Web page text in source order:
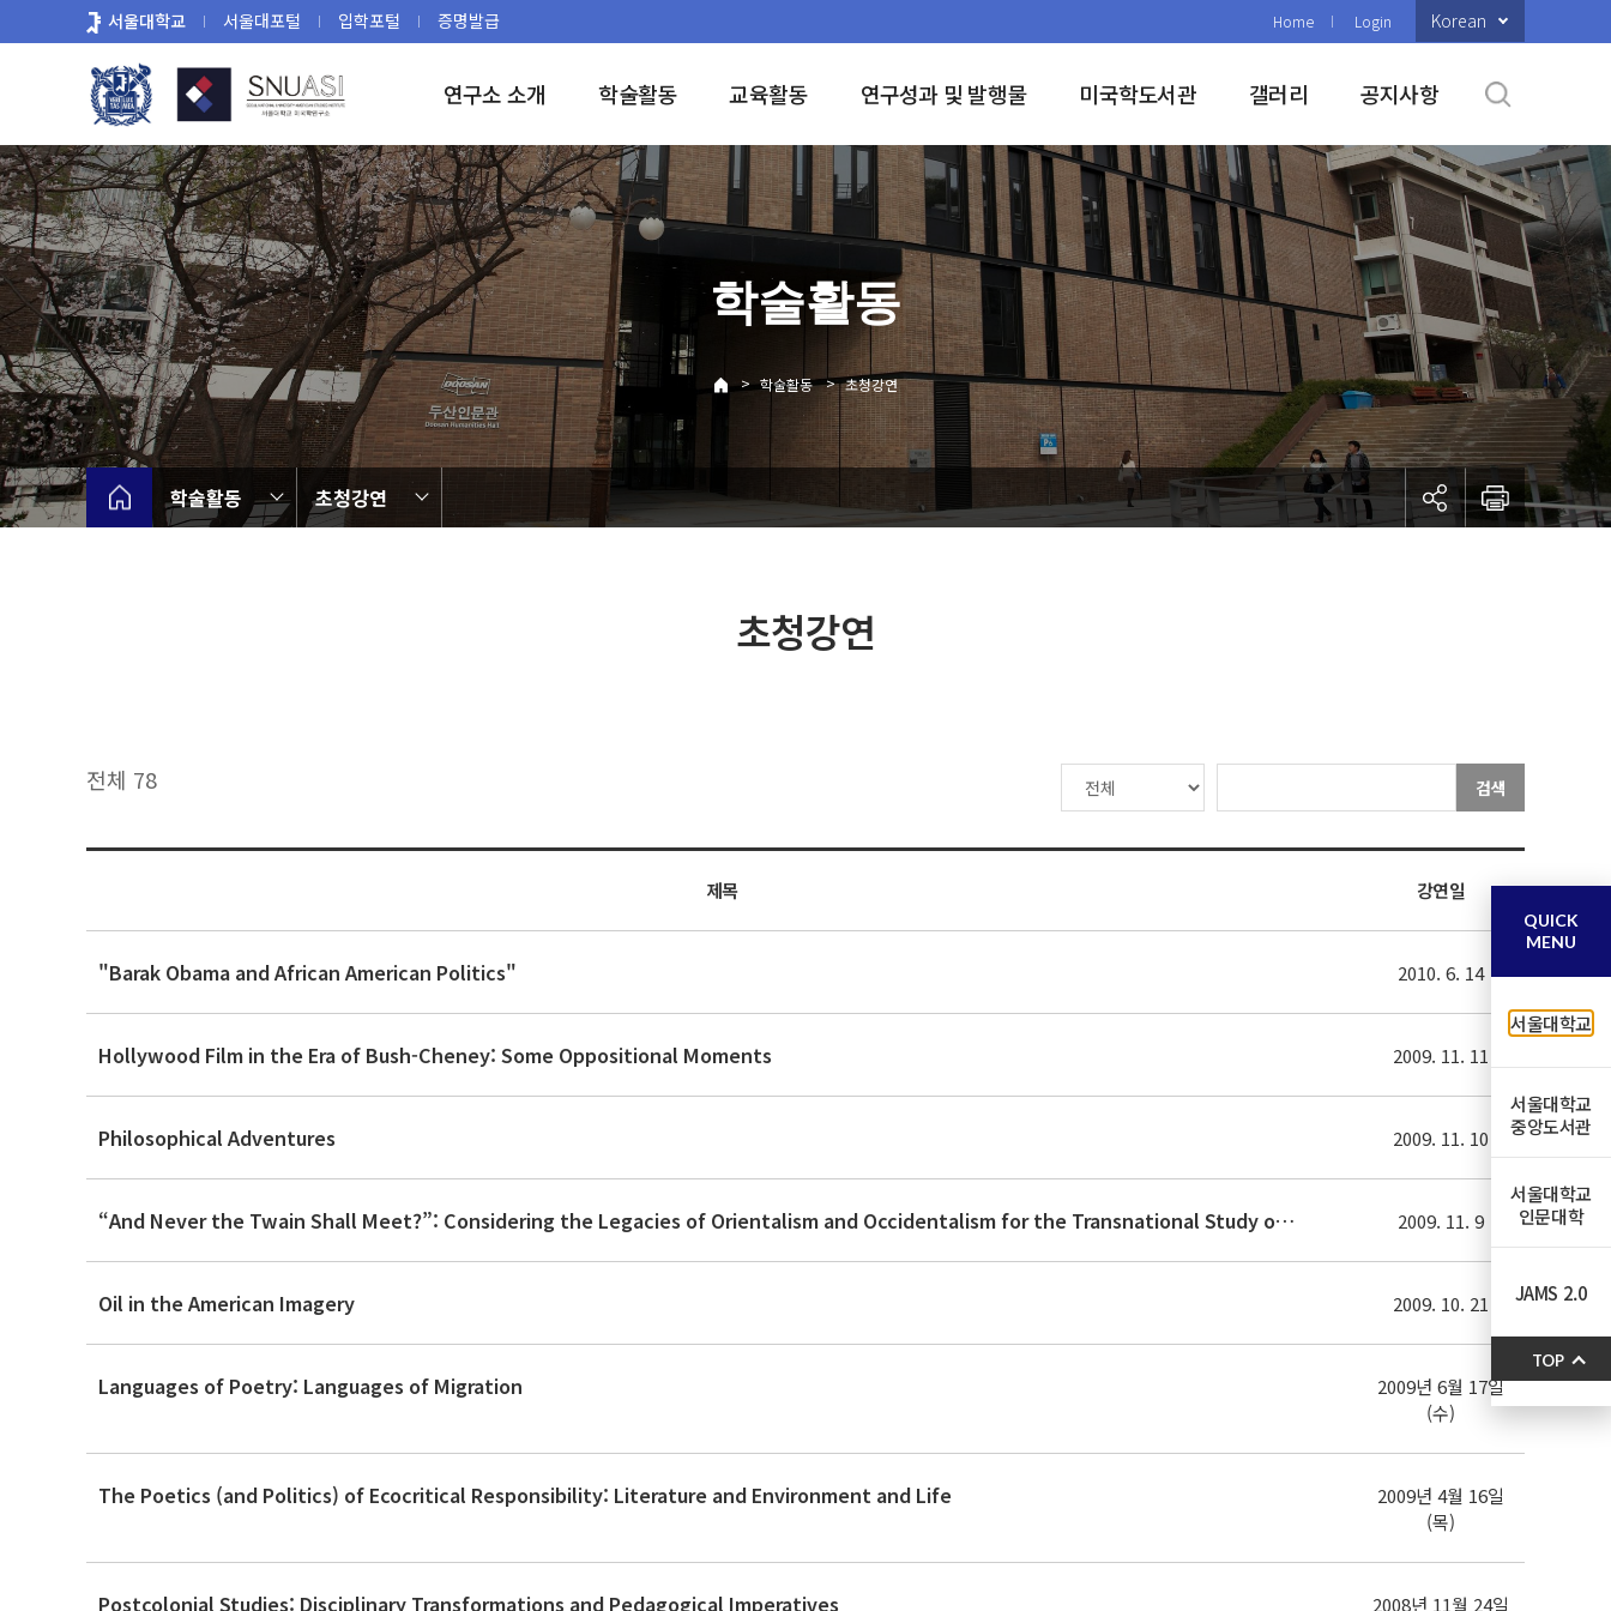
로
뉴
서울대학교 서울대포털 입학포털 증명발급 Home Login Korean
연구소 소개 학술활동 교육활동 연구성과 및 발행물 미국학도서관 갤러리 공지사항
학술활동
> 학술활동 > 초청강연
학술활동 초청강연
초청강연
전체 78 검색
제목 강연일
"Barak Obama and African American Politics" 2010. 6. 14
Hollywood Film in the Era of Bush-Cheney: Some Oppositional Moments 2009. 11. 11
Philosophical Adventures 2009. 11. 10
“And Never the Twain Shall Meet?”: Considering the Legacies of Orientalism and Occidentalism for the Transnational Study of the 2009. 11. 9
Oil in the American Imagery 2009. 10. 21
Languages of Poetry: Languages of Migration
2009년 6월 17일
(수)
The Poetics (and Politics) of Ecocritical Responsibility: Literature and Environment and Life
2009년 4월 16일
(목)
Postcolonial Studies: Disciplinary Transformations and Pedagogical Imperatives
2008년 11월 24일
QUICK
MENU
서울대학교
서울대학교
중앙도서관
서울대학교
인문대학
JAMS 2.0
TOP